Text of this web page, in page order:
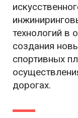
технологий в
создания
спортивных
дорогах.